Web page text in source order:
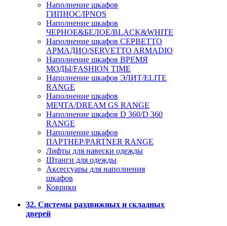
Наполнение шкафов
ГИПНОС/IPNOS
Наполнение шкафов
ЧЕРНОЕ&БЕЛОЕ/BLACK&WHITE
Наполнение шкафов СЕРВЕТТО
АРМАДИО/SERVETTO ARMADIO
Наполнение шкафов ВРЕМЯ
МОДЫ/FASHION TIME
Наполнение шкафов ЭЛИТ/ELITE
RANGE
Наполнение шкафов
МЕЧТА/DREAM GS RANGE
Наполнение шкафов D 360/D 360
RANGE
Наполнение шкафов
ПАРТНЕР/PARTNER RANGE
Лифты для навески одежды
Штанги для одежды
Аксессуары для наполнения
шкафов
Коврики
32. Системы раздвижных и складных
дверей